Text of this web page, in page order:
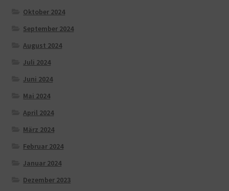
Oktober 2024
September 2024
August 2024
Juli 2024
Juni 2024
Mai 2024
April 2024
März 2024
Februar 2024
Januar 2024
Dezember 2023